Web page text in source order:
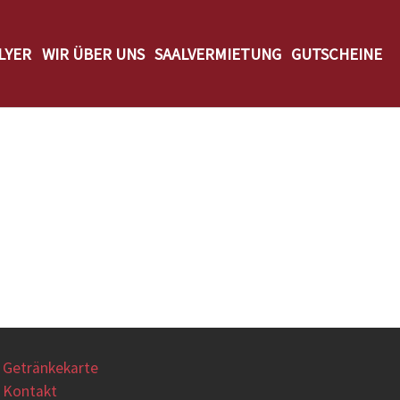
WIR ÜBER UNS SAALVERMIETUNG GUTSCHEINE
Getränkekarte
Kontakt